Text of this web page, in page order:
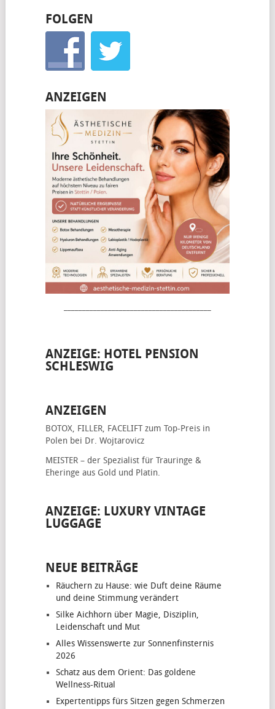
FOLGEN
ANZEIGEN
ANZEIGE: HOTEL PENSION
SCHLESWIG
ANZEIGEN
BOTOX, FILLER, FACELIFTzum Top-Preis in
Polen bei Dr. Wojtarovicz
MEISTER – der Spezialist für Trauringe &
Eheringe aus Gold und Platin.
ANZEIGE: LUXURY VINTAGE
LUGGAGE
NEUE BEITRÄGE
Räuchern zu Hause: wie Duft deine Räume
und deine Stimmung verändert
Silke Aichhorn über Magie, Disziplin,
Leidenschaft und Mut
Alles Wissenswerte zur Sonnenfinsternis
2026
Schatz aus dem Orient: Das goldene
Wellness-Ritual
Expertentipps fürs Sitzen gegen Schmerzen